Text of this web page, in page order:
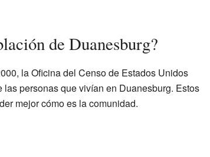
de Duanesburg?
la Oficina del Censo de Estados Unidos
las personas que vivían en Duanesburg. Estos
mejor cómo es la comunidad.